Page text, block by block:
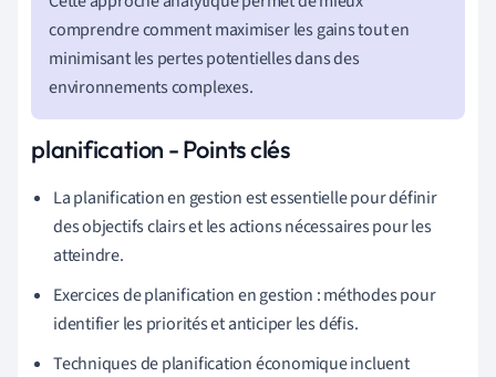
comprendre comment maximiser les gains tout en
minimisant les pertes potentielles dans des
environnements complexes.
planification - Points clés
La planification en gestion est essentielle pour définir
des objectifs clairs et les actions nécessaires pour les
atteindre.
Exercices de planification en gestion : méthodes pour
identifier les priorités et anticiper les défis.
Techniques de planification économique incluent